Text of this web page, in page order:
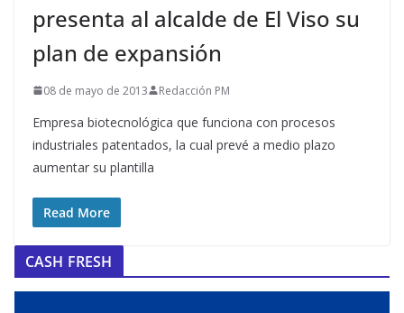
presenta al alcalde de El Viso su
plan de expansión
08 de mayo de 2013 Redacción PM
Empresa biotecnológica que funciona con procesos
industriales patentados, la cual prevé a medio plazo
aumentar su plantilla
Read More
CASH FRESH